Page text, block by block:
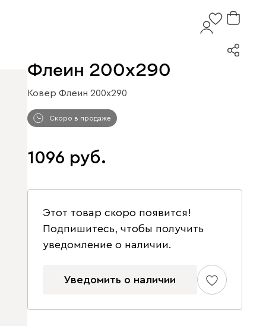
Флеин 200x290
Ковер Флеин 200x290
Скоро в продаже
1096
Этот товар скоро появится!
Подпишитесь, чтобы получить
уведомление о наличии.
Уведомить о наличии